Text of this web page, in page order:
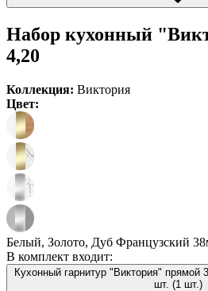
Набор кухонный
4,20
Коллекция: Виктория
Цвет:
Белый, Золото, Дуб Французский
В комплект входит:
Кухонный гарнитур "Виктория" прямой
шт. (1 шт.)